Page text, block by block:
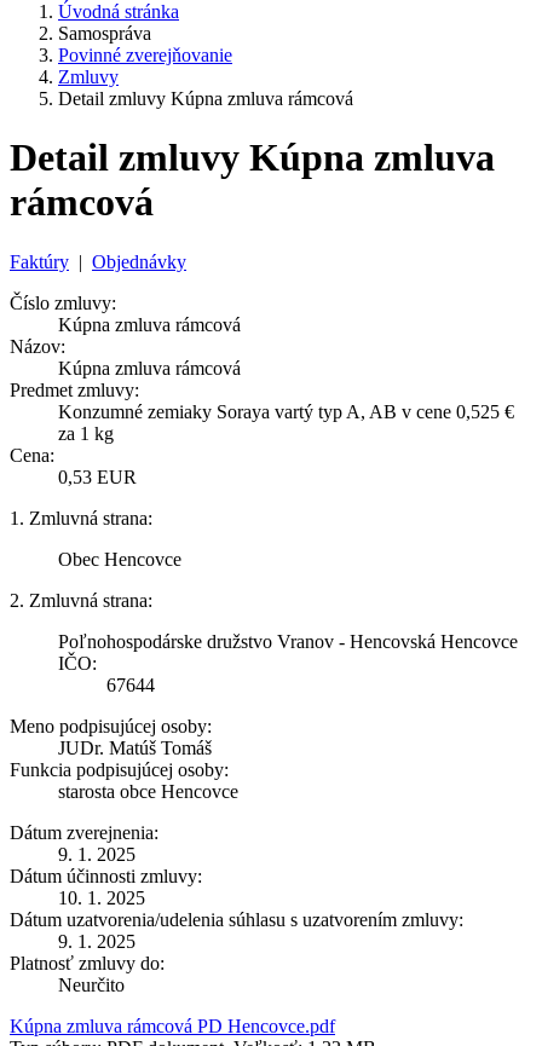
Úvodná stránka
Samospráva
Povinné zverejňovanie
Zmluvy
Detail zmluvy Kúpna zmluva rámcová
Detail zmluvy Kúpna zmluva
rámcová
Faktúry | Objednávky
Číslo zmluvy:
Kúpna zmluva rámcová
Názov:
Kúpna zmluva rámcová
Predmet zmluvy:
Konzumné zemiaky Soraya vartý typ A, AB v cene 0,525 €
za 1 kg
Cena:
0,53 EUR
1. Zmluvná strana:
Obec Hencovce
2. Zmluvná strana:
Poľnohospodárske družstvo Vranov - Hencovská Hencovce
IČO:
67644
Meno podpisujúcej osoby:
JUDr. Matúš Tomáš
Funkcia podpisujúcej osoby:
starosta obce Hencovce
Dátum zverejnenia:
9. 1. 2025
Dátum účinnosti zmluvy:
10. 1. 2025
Dátum uzatvorenia/udelenia súhlasu s uzatvorením zmluvy:
9. 1. 2025
Platnosť zmluvy do:
Neurčito
Kúpna zmluva rámcová PD Hencovce.pdf